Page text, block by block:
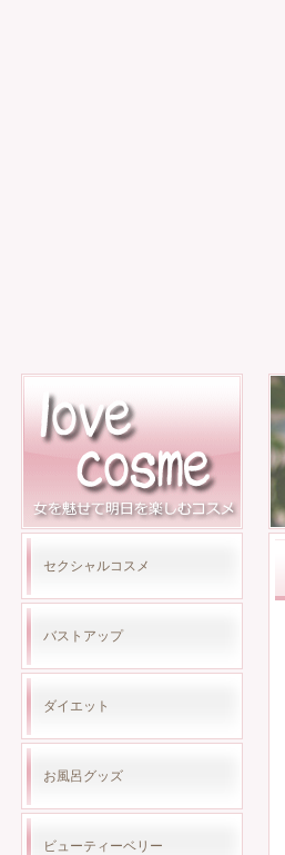
セクシャルコスメ
バストアップ
ダイエット
お風呂グッズ
ビューティーベリー